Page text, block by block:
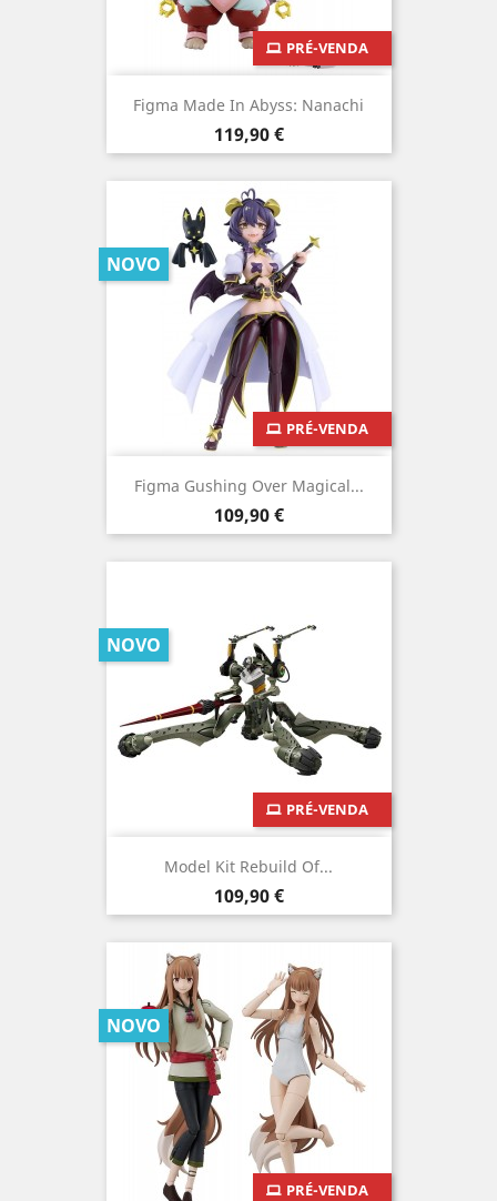
Figma Made In Abyss: Nanachi
Preço
119,90 €
PRÉ-VENDA
Figma Gushing Over Magical...
Preço
109,90 €
PRÉ-VENDA
NOVO
Model Kit Rebuild Of...
Preço
109,90 €
PRÉ-VENDA
NOVO
PRÉ-VENDA
NOVO